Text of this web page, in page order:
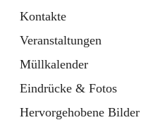
Kontakte
Veranstaltungen
Müllkalender
Eindrücke & Fotos
Hervorgehobene Bilder